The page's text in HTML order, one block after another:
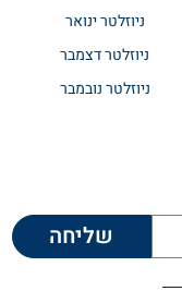
ניוזלטר ינואר
ניוזלטר דצמבר
ניוזלטר נובמבר
שליחה